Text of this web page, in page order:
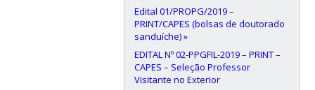
Edital 01/PROPG/2019 –
PRINT/CAPES (bolsas de doutorado
sanduíche) »
EDITAL Nº 02-PPGFIL-2019 – PRINT –
CAPES – Seleção Professor
Visitante no Exterior